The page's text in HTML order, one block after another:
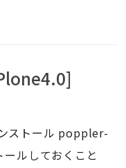
ストール poppler-
ルしておくこと